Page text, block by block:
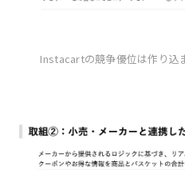
Instacartの競争優位は作り込